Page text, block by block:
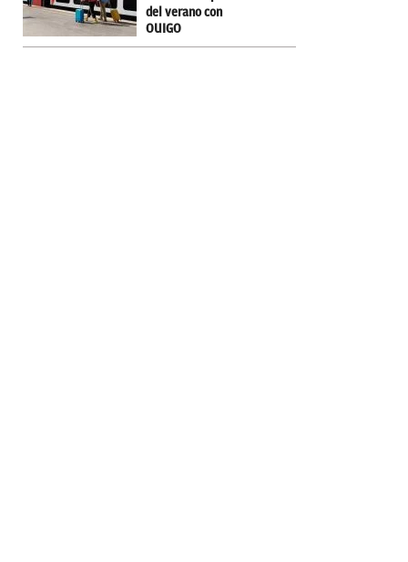
del verano con
OUIGO